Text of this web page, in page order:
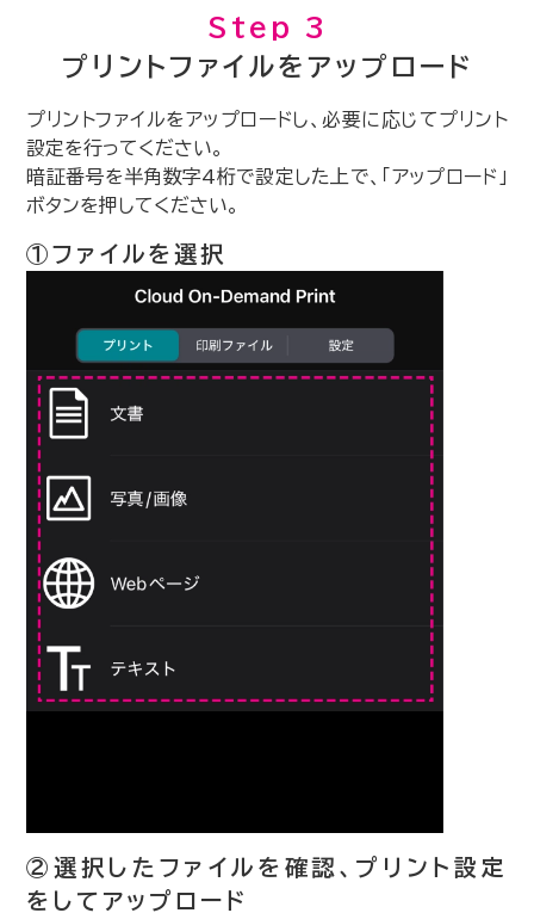
Step 3
プリントファイルをアップロード
プリントファイルをアップロードし、必要に応じてプリント
設定を行ってください。
暗証番号を半角数字4桁で設定した上で、「アップロード」
ボタンを押してください。
①ファイルを選択
②選択したファイルを確認、プリント設定
をしてアップロード